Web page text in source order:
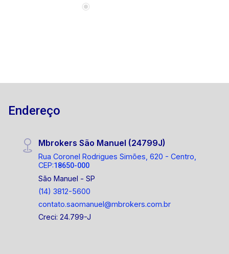
e agende sua visita!
Endereço
Mbrokers São Manuel (24799J)
Rua Coronel Rodrigues Simões, 620 - Centro,
CEP:18650-000
São Manuel - SP
(14) 3812-5600
contato.saomanuel@mbrokers.com.br
Creci: 24.799-J